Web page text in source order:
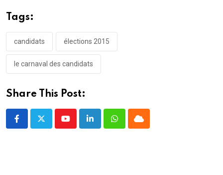
t
e
)
Tags:
candidats élections 2015
le carnaval des candidats
Share This Post:
YoutubeLinkedInWhatsappCloud